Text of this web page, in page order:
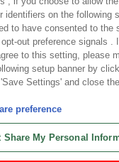
鳳店
identifiers on the following
to have consented to the
out preference signals .
to this setting, please
setup banner by
Settings' and close
preference
Share My Personal